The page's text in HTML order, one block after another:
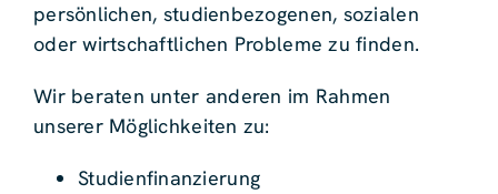
persönlichen, studienbezogenen, sozialen
oder wirtschaftlichen Probleme zu finden.
Wir beraten unter anderen im Rahmen
unserer Möglichkeiten zu:
Studienfinanzierung